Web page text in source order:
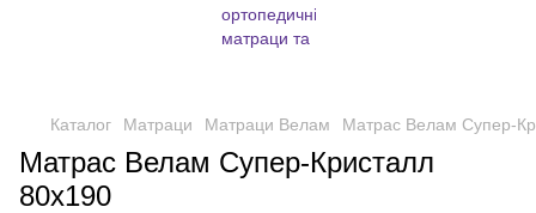
Каталог Матраци Матраци Велам Матрас Велам Супер-
Матрас Велам Супер-Кристалл
80х190